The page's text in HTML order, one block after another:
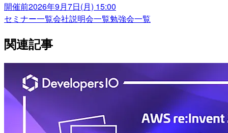
開催前2026年9月7日(月) 15:00
セミナー一覧会社説明会一覧勉強会一覧
関連記事